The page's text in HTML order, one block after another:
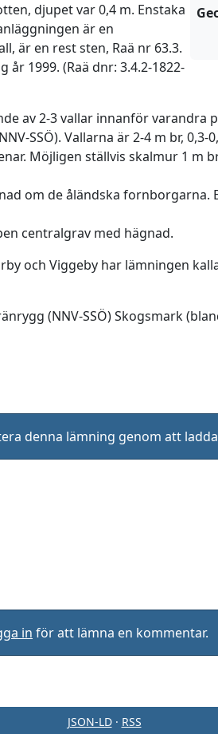
djupet var 0,4 m. Enstaka
är en
är en rest sten, Raä nr 63.3.
1999. (Raä dnr: 3.4.2-1822-
av 2-3 vallar innanför varandra
SSÖ). Vallarna är 2-4 m br,
Möjligen ställvis skalmur 1 m
om de åländska
centralgrav med hägnad.
och Viggeby har lämningen
(NNV-SSÖ) Skogsmark
denna lämning genom att
in för att lämna en kommentar.
JSON-LD· RSS